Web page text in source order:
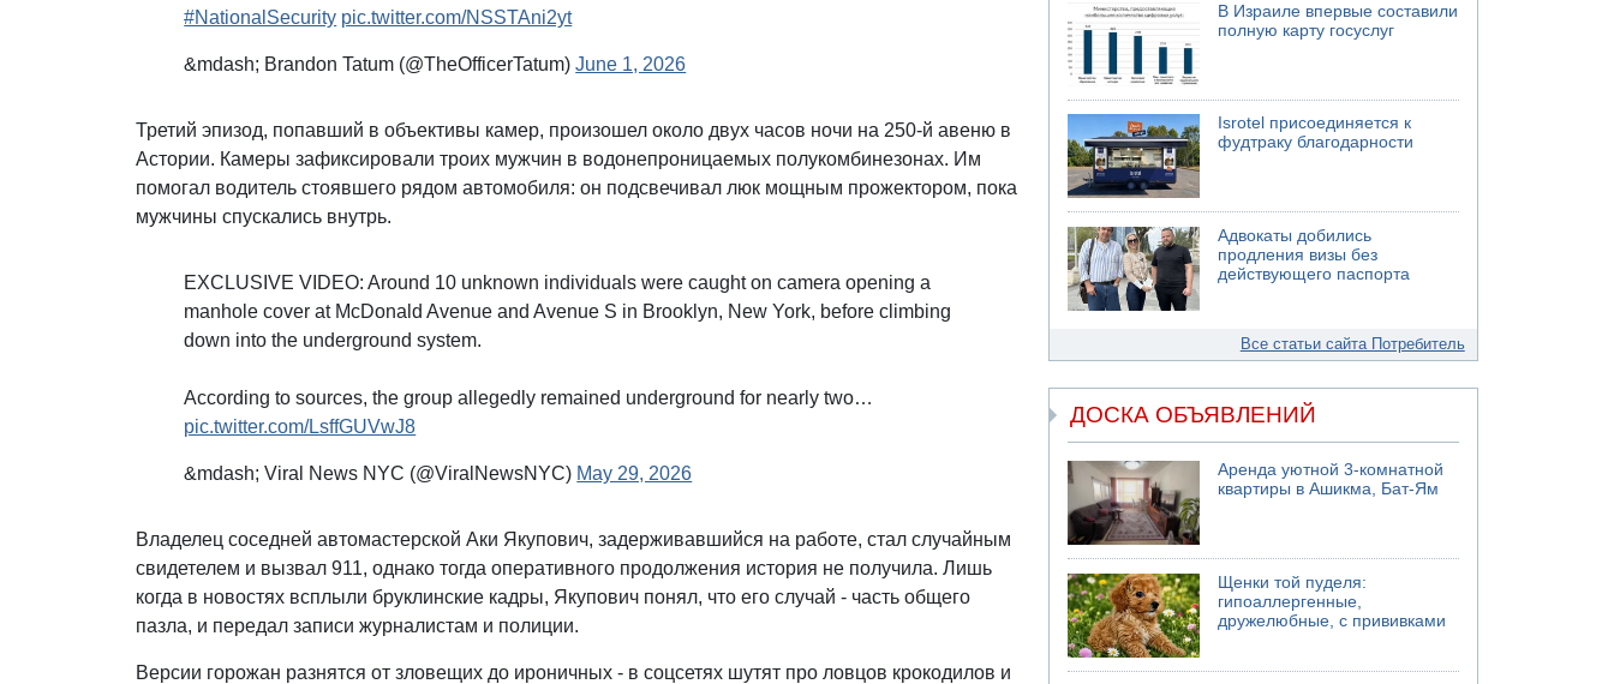
#NationalSecurity pic.twitter.com/NSSTAni2yt
&mdash; Brandon Tatum (@TheOfficerTatum)June 1, 2026
Третий эпизод, попавший в объективы камер, произошел около двух часов ночи на 250-й авеню в
Астории. Камеры зафиксировали троих мужчин в водонепроницаемых полукомбинезонах. Им
помогал водитель стоявшего рядом автомобиля: он подсвечивал люк мощным прожектором, пока
мужчины спускались внутрь.
EXCLUSIVE VIDEO: Around 10 unknown individuals were caught on camera opening a
manhole cover at McDonald Avenue and Avenue S in Brooklyn, New York, before climbing
down into the underground system.
According to sources, the group allegedly remained underground for nearly two…
pic.twitter.com/LsffGUVwJ8
&mdash; Viral News NYC (@ViralNewsNYC) May 29, 2026
Владелец соседней автомастерской Аки Якупович, задерживавшийся на работе, стал случайным
свидетелем и вызвал 911, однако тогда оперативного продолжения история не получила. Лишь
когда в новостях всплыли бруклинские кадры, Якупович понял, что его случай - часть общего
пазла, и передал записи журналистам и полиции.
Версии горожан разнятся от зловещих до ироничных - в соцсетях шутят про ловцов крокодилов и
В Израиле впервые составили
полную карту госуслуг
Isrotel присоединяется к
фудтраку благодарности
Адвокаты добились
продления визы без
действующего паспорта
Все статьи сайта Потребитель
ДОСКА ОБЪЯВЛЕНИЙ
Аренда уютной 3-комнатной
квартиры в Ашикма, Бат-Ям
Щенки той пуделя:
гипоаллергенные,
дружелюбные, с прививками